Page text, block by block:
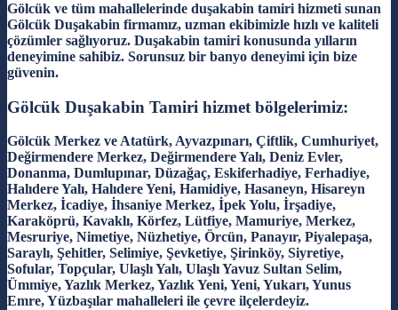
Gölcük ve tüm mahallelerinde duşakabin tamiri hizmeti sunan
Gölcük Duşakabin firmamız, uzman ekibimizle hızlı ve kaliteli
çözümler sağlıyoruz. Duşakabin tamiri konusunda yılların
deneyimine sahibiz. Sorunsuz bir banyo deneyimi için bize
güvenin.
Gölcük Duşakabin Tamiri hizmet bölgelerimiz:
Gölcük Merkez ve Atatürk, Ayvazpınarı, Çiftlik, Cumhuriyet,
Değirmendere Merkez, Değirmendere Yalı, Deniz Evler,
Donanma, Dumlupınar, Düzağaç, Eskiferhadiye, Ferhadiye,
Halıdere Yalı, Halıdere Yeni, Hamidiye, Hasaneyn, Hisareyn
Merkez, İcadiye, İhsaniye Merkez, İpek Yolu, İrşadiye,
Karaköprü, Kavaklı, Körfez, Lütfiye, Mamuriye, Merkez,
Mesruriye, Nimetiye, Nüzhetiye, Örcün, Panayır, Piyalepaşa,
Saraylı, Şehitler, Selimiye, Şevketiye, Şirinköy, Siyretiye,
Sofular, Topçular, Ulaşlı Yalı, Ulaşlı Yavuz Sultan Selim,
Ümmiye, Yazlık Merkez, Yazlık Yeni, Yeni, Yukarı, Yunus
Emre, Yüzbaşılar mahalleleri ile çevre ilçelerdeyiz.